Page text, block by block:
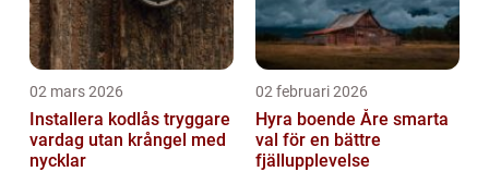
02 mars 2026
Installera kodlås tryggare
vardag utan krångel med
nycklar
02 februari 2026
Hyra boende Åre smarta
val för en bättre
fjällupplevelse